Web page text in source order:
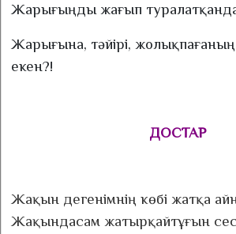
Жарығыңды жағып
Жарығына, тәйірі, жолықпағаның
екен?!
ДОСТАР
Жақын дегенімнің көбі жатқа
Жақындасам жатырқайтұғын